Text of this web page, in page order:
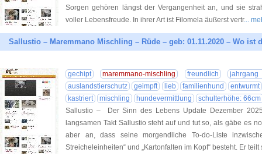
Sorgen gehören längst der Vergangenheit an, und sie
voller Lebensfreude. In ihrer Art ist Filomela äußerst vertr...
Sallustio – Maremmano Mischling – Rüde – geb: 01.11.2020 – Wo ist
gechipt maremmano-mischling freundlich
auslandstierschutz
geimpft lieb familienhund
entwurmt
kastriert
mischling hundevermittlung
schulterhöhe: 66cm
Sallustio – Der Sinn des Lebens Update Dezember
langsamen Takt Sallustio steht auf und tut so, als gäbe es
aber an, dass seine morgendliche To-do-Liste
Streicheleinheiten“ und „Kartonfalten im Kopf“ besteht. Er